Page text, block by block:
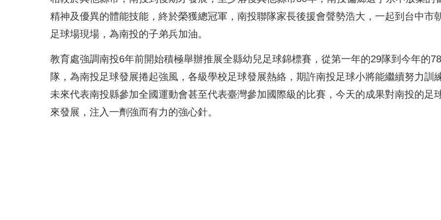
精神及優異的體能技能，終於榮獲總冠軍，南投聯隊家長後援會聲勢浩大，一起到台中市
足球場現場，為南投的子弟兵加油。
教育處強調南投6年前開始積極舉辦推展全縣幼兒足球錦標賽，從第一年的29隊到今年的78
隊，為南投足球發展捲起強風，各級學校足球發展熱絡，期許南投足球小將能繼續努力訓
未來代表南投縣參加全國運動會甚至代表臺灣參加國際級的比賽，今天的成果對南投的足
來發展，注入一劑強而有力的強心針。